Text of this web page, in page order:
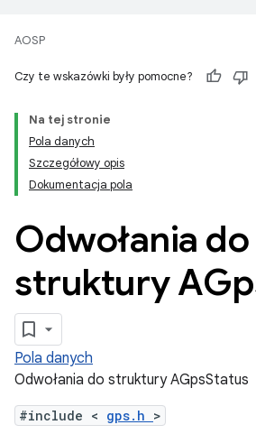
AOSP
Czy te wskazówki były pomocne?
Na tej stronie
Pola danych
Szczegółowy opis
Dokumentacja pola
Odwołania do
struktury
Pola danych
Odwołania do struktury AGpsStatus
#include < gps.h >